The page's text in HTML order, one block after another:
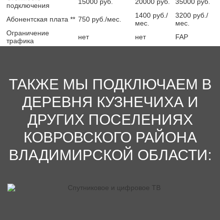
Возможна установка цифрового и спутникового телевидения с
большим количеством цифровых каналов, организация удаленного
видеонаблюдения. Помимо этого live-telecom обеспечивает
круглосуточную поддержку абонентов и оперативно решает
информационные и технические проблемы.
подключения
Абонентская плата ** 750 руб./мес.
1400 руб./
мес.
3200 руб./
мес.
Ограничение
трафика
нет нет FAP
ТАКЖЕ МЫ ПОДКЛЮЧАЕМ В
ДЕРЕВНЯ КУЗНЕЧИХА И
ДРУГИХ ПОСЕЛЕНИЯХ
КОВРОВСКОГО РАЙОНА
ВЛАДИМИРСКОЙ ОБЛАСТИ: